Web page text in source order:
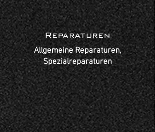
Reparaturen
Allgemeine Reparaturen,
Spezialreparaturen